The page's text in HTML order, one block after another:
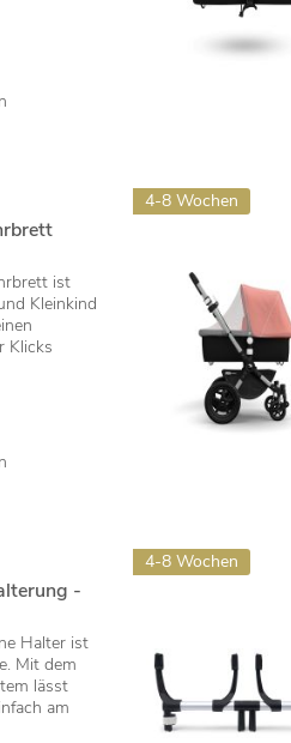
ist
Kleinkind
Klicks
4-8 Wochen
-
Halter ist
Mit dem
lässt
am
4-8 Wochen